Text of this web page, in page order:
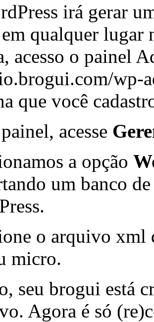
irá gerar
qualquer lugar
acesso o painel
wp-
que você
acesse
a opção
um banco
o arquivo xml
micro.
seu brogui está
Agora é só